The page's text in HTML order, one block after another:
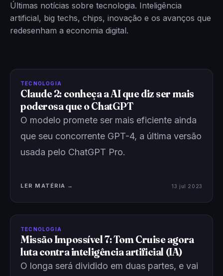
Últimas notícias sobre tecnologia. Inteligência
artificial, big techs, chips, inovação e os avanços que
redesenham a economia digital.
TECNOLOGIA
Claude 2: conheça a AI que diz ser mais
poderosa que o ChatGPT
O modelo promete ser mais eficiente ainda
que seu concorrente GPT-4, a última versão
usada pelo ChatGPT Pro.
LER MATÉRIA → 13 jul 2023
TECNOLOGIA
Missão Impossível 7: Tom Cruise agora
luta contra inteligência artificial (IA)
O longa será dividido em duas partes, e vai